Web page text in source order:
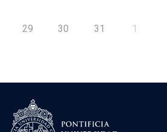
29 30 31 1